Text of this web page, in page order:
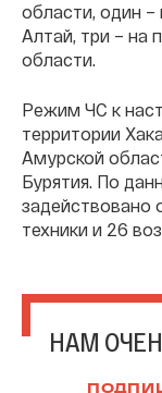
области, один –
Алтай, три – на
области.
Режим ЧС к
территории
Амурской
Бурятия. По
задействовано
техники и 26
НАМ